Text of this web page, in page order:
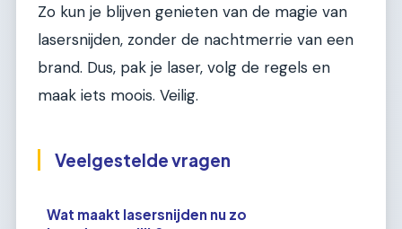
Zo kun je blijven genieten van de magie van
lasersnijden, zonder de nachtmerrie van een
brand. Dus, pak je laser, volg de regels en
maak iets moois. Veilig.
Veelgestelde vragen
Wat maakt lasersnijden nu zo